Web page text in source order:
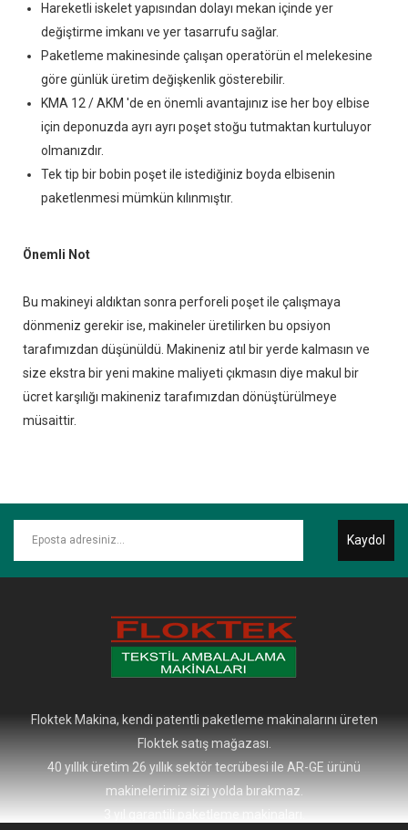
Hareketli iskelet yapısından dolayı mekan içinde yer
değiştirme imkanı ve yer tasarrufu sağlar.
Paketleme makinesinde çalışan operatörün el melekesine
göre günlük üretim değişkenlik gösterebilir.
KMA 12 / AKM 'de en önemli avantajınız ise her boy elbise
için deponuzda ayrı ayrı poşet stoğu tutmaktan kurtuluyor
olmanızdır.
Tek tip bir bobin poşet ile istediğiniz boyda elbisenin
paketlenmesi mümkün kılınmıştır.
Önemli Not
Bu makineyi aldıktan sonra perforeli poşet ile çalışmaya
dönmeniz gerekir ise, makineler üretilirken bu opsiyon
tarafımızdan düşünüldü. Makineniz atıl bir yerde kalmasın ve
size ekstra bir yeni makine maliyeti çıkmasın diye makul bir
ücret karşılığı makineniz tarafımızdan dönüştürülmeye
müsaittir.
Kaydol
Floktek Makina, kendi patentli paketleme makinalarını üreten
Floktek satış mağazası.
40 yıllık üretim 26 yıllık sektör tecrübesi ile AR-GE ürünü
makinelerimiz sizi yolda bırakmaz.
3 yıl garantili paketleme makinaları.